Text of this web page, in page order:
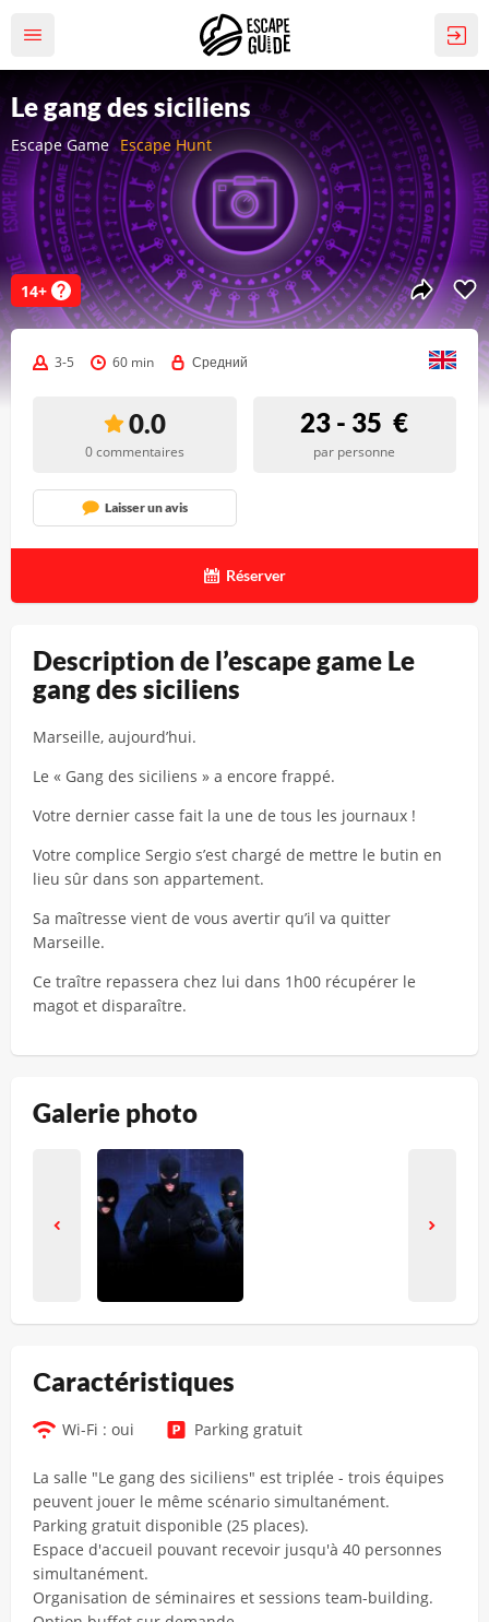
Escape Game Escape Hunt
Le gang des siciliens
14+
Description de l’escape game Le
gang des siciliens
Marseille, aujourd’hui.
Le « Gang des siciliens » a encore frappé.
Votre dernier casse fait la une de tous les journaux !
Votre complice Sergio s’est chargé de mettre le butin en
lieu sûr dans son appartement.
Sa maîtresse vient de vous avertir qu’il va quitter
Marseille.
Ce traître repassera chez lui dans 1h00 récupérer le
magot et disparaître.
Galerie photo
Сaractéristiques
Wi-Fi : oui Parking gratuit
La salle "Le gang des siciliens" est triplée - trois équipes
peuvent jouer le même scénario simultanément.
Parking gratuit disponible (25 places).
Espace d'accueil pouvant recevoir jusqu'à 40 personnes
simultanément.
Organisation de séminaires et sessions team-building.
3-5 60 min Средний
0.0
0 commentaires
23 - 35 €
par personne
Laisser un avis
Réserver